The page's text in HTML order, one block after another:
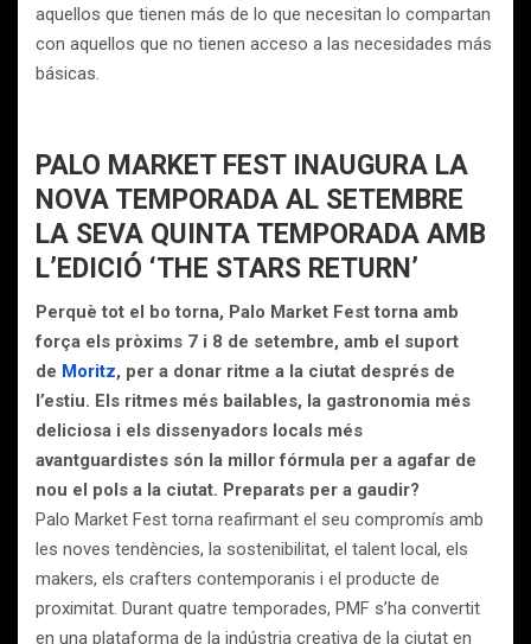
aquellos que tienen más de lo que necesitan lo compartan
con aquellos que no tienen acceso a las necesidades más
básicas.
PALO MARKET FEST INAUGURA LA
NOVA TEMPORADA AL SETEMBRE
LA SEVA QUINTA TEMPORADA AMB
L’EDICIÓ ‘THE STARS RETURN’
Perquè tot el bo torna, Palo Market Fest torna amb
força els pròxims 7 i 8 de setembre, amb el suport
de Moritz, per a donar ritme a la ciutat després de
l’estiu. Els ritmes més bailables, la gastronomia més
deliciosa i els dissenyadors locals més
avantguardistes són la millor fórmula per a agafar de
nou el pols a la ciutat. Preparats per a gaudir?
Palo Market Fest torna reafirmant el seu compromís amb
les noves tendències, la sostenibilitat, el talent local, els
makers, els crafters contemporanis i el producte de
proximitat. Durant quatre temporades, PMF s’ha convertit
en una plataforma de la indústria creativa de la ciutat en